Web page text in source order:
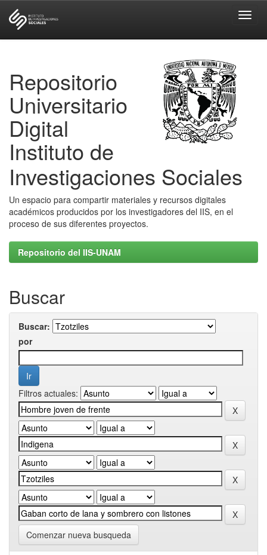
Repositorio
Universitario
Digital
Instituto de
Investigaciones Sociales
Un espacio para compartir materiales y recursos digitales
académicos producidos por los investigadores del IIS, en el
proceso de sus diferentes proyectos.
Repositorio del IIS-UNAM
Buscar
Buscar:
por
Filtros actuales:
Comenzar nueva busqueda